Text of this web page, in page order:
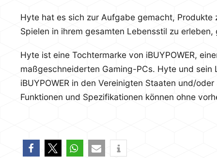
Hyte hat es sich zur Aufgabe gemacht,
Spielen in ihrem gesamten Lebensstil zu
Hyte ist eine Tochtermarke von iBUYPOWER,
maßgeschneiderten Gaming-PCs. Hyte und
iBUYPOWER in den Vereinigten Staaten und/
Funktionen und Spezifikationen können ohne